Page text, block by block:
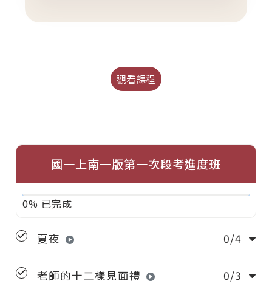
國一上南一版第一次段考進度班
0% 已完成
夏夜 0/4
老師的十二樣見面禮 0/3
觀看課程